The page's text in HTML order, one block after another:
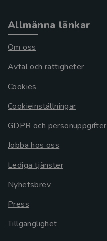
Allmänna länkar
Om oss
Avtal och rättigheter
Cookies
Cookieinställningar
GDPR och personuppgifter
Jobba hos oss
Lediga tjänster
Nyhetsbrev
Press
Tillgänglighet